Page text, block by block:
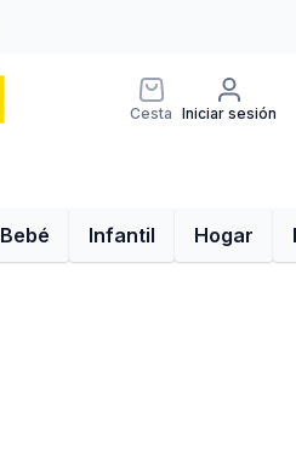
Cesta Iniciar sesión
Bebé Infantil Hogar